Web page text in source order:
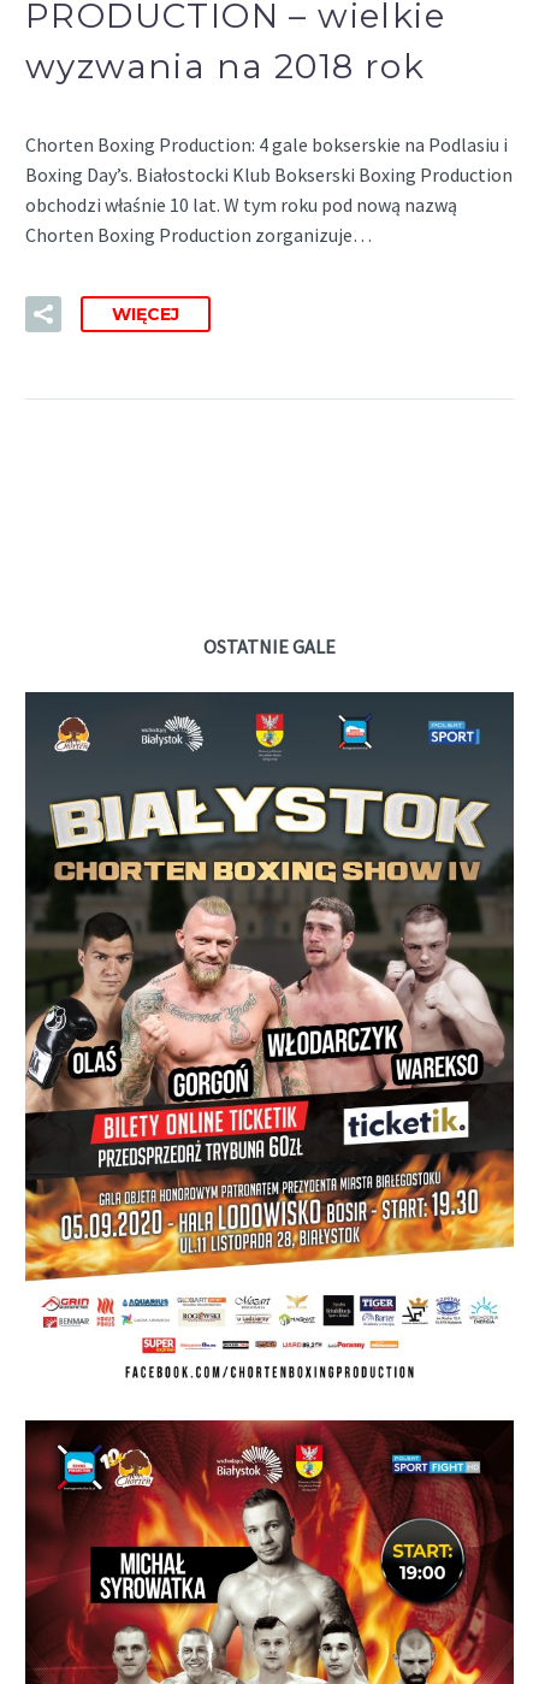
PRODUCTION – wielkie
wyzwania na 2018 rok
Chorten Boxing Production: 4 gale bokserskie na Podlasiu i
Boxing Day’s. Białostocki Klub Bokserski Boxing Production
obchodzi właśnie 10 lat. W tym roku pod nową nazwą
Chorten Boxing Production zorganizuje…
WIĘCEJ
OSTATNIE GALE